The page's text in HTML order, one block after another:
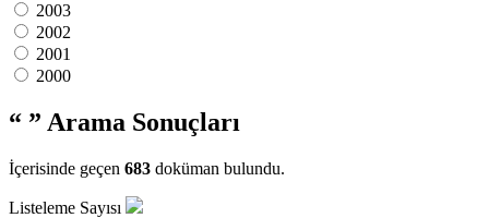
2003
2002
2001
2000
“ ” Arama Sonuçları
İçerisinde geçen 683 doküman bulundu.
Listeleme Sayısı